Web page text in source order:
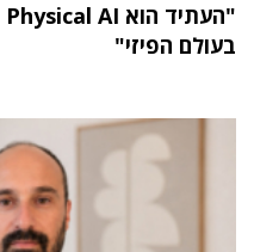
בעולם הפיזי"